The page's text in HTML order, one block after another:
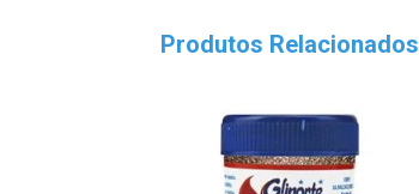
Produtos Relacionados